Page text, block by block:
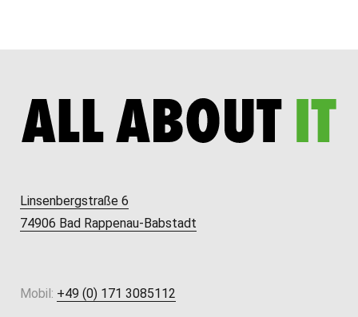
Linsenbergstraße 6
74906 Bad Rappenau-Babstadt
Mobil: +49 (0) 171 3085112